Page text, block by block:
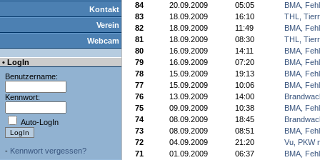
Kontakt
Verein
Webcam
• LogIn
Benutzername:
Kennwort:
Auto-LogIn
- Kennwort vergessen?
84
20.09.2009 05:05
BMA,
83
18.09.2009 16:10
THL,
82
18.09.2009 11:49
BMA,
81
18.09.2009 08:30
THL,
80
16.09.2009 14:11
BMA,
79
16.09.2009 07:20
BMA,
78
15.09.2009 19:13
BMA,
77
15.09.2009 10:06
BMA,
76
13.09.2009 14:00
75
09.09.2009 10:38
BMA,
74
08.09.2009 18:45
73
08.09.2009 08:51
BMA,
72
04.09.2009 21:20
Vu, PKW
71
01.09.2009 06:37
BMA,